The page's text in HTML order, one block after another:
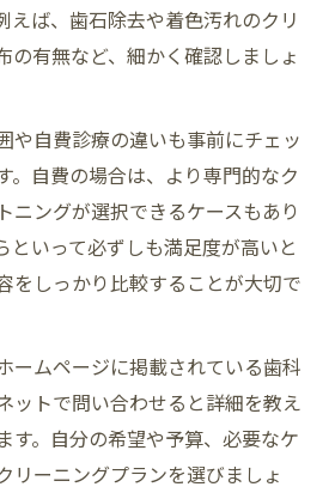
えば、歯石除去や着色汚れのクリ
の有無など、細かく確認しましょ
や自費診療の違いも事前にチェッ
。自費の場合は、より専門的なク
ニングが選択できるケースもあり
といって必ずしも満足度が高いと
をしっかり比較することが大切で
ームページに掲載されている歯科
ットで問い合わせると詳細を教え
す。自分の希望や予算、必要なケ
リーニングプランを選びましょ